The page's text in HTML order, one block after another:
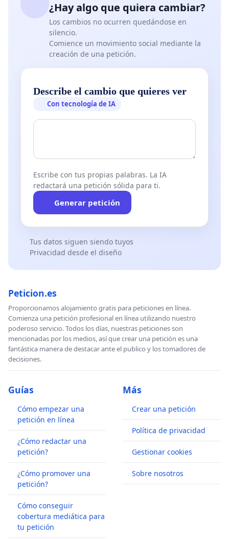
¿Hay algo que quiera cambiar?
Los cambios no ocurren quedándose en
silencio.
Comience un movimiento social mediante la
creación de una petición.
Describe el cambio que quieres ver
Con tecnología de IA
Escribe con tus propias palabras. La IA
redactará una petición sólida para ti.
Generar petición
Tus datos siguen siendo tuyos
Privacidad desde el diseño
Peticion.es
Proporcionamos alojamiento gratis para peticiones en línea.
Comienza una petición profesional en línea utilizando nuestro
poderoso servicio. Todos los días, nuestras peticiones son
mencionadas por los medios, así que crear una petición es una
fantástica manera de destacar ante el publico y los tomadores de
decisiones.
Guías
Cómo empezar una
petición en línea
¿Cómo redactar una
petición?
¿Cómo promover una
petición?
Cómo conseguir
cobertura mediática para
tu petición
Más
Crear una petición
Política de privacidad
Gestionar cookies
Sobre nosotros